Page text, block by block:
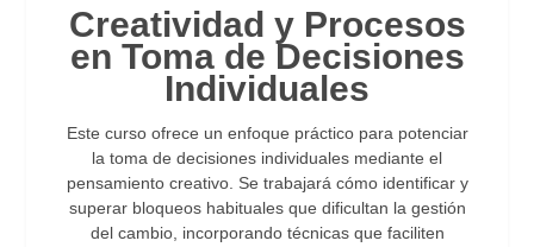
Creatividad y Procesos
en Toma de Decisiones
Individuales
Este curso ofrece un enfoque práctico para potenciar
la toma de decisiones individuales mediante el
pensamiento creativo. Se trabajará cómo identificar y
superar bloqueos habituales que dificultan la gestión
del cambio, incorporando técnicas que faciliten